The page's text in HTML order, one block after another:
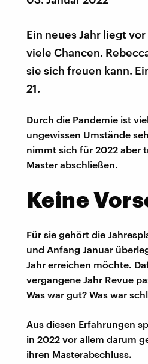
Ein neues Jahr liegt
viele Chancen.
sie sich freuen kann.
21.
Durch die Pandemie ist
ungewissen Umstände
nimmt sich für 2022 aber
Master abschließen.
Keine
Für sie gehört die
und Anfang Januar
Jahr erreichen möchte.
vergangene Jahr Revue
Was war gut? Was war
Aus diesen Erfahrungen
in 2022 vor allem darum
ihren Masterabschluss.